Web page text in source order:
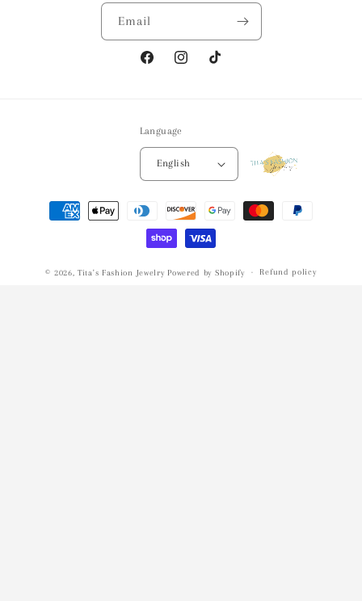
Email
FacebookInstagramTikTok
Language
English
Payment
methods
© 2026,Tita's Fashion Jewelry Powered by Shopify Refund policy